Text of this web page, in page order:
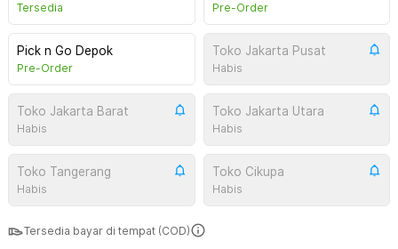
Tersedia Pre-Order
Pick n Go Depok
Pre-Order
Toko Jakarta Pusat
Habis
Toko Jakarta Barat
Habis
Toko Jakarta Utara
Habis
Toko Tangerang
Habis
Toko Cikupa
Habis
Tersedia bayar di tempat (COD)